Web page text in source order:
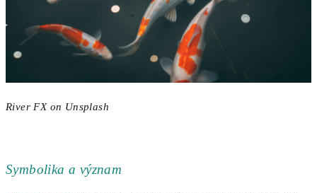
River FX on Unsplash
Symbolika a význam